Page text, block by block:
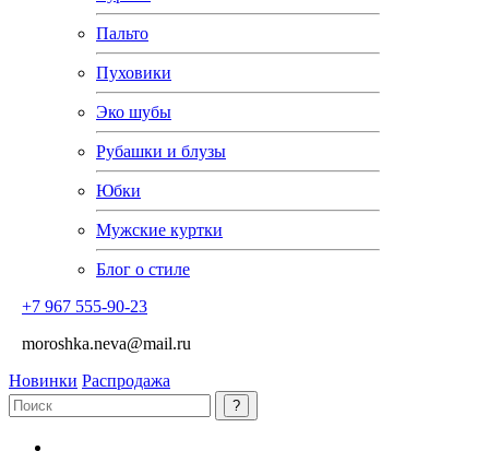
Пальто
Пуховики
Эко шубы
Рубашки и блузы
Юбки
Мужские куртки
Блог о стиле
+7 967 555-90-23
moroshka.neva@mail.ru
Новинки Распродажа